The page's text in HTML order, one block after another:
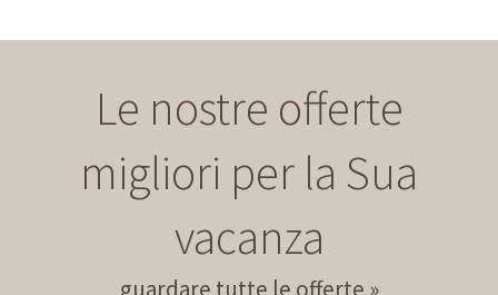
Le nostre offerte
migliori per la Sua
vacanza
guardare tutte le offerte